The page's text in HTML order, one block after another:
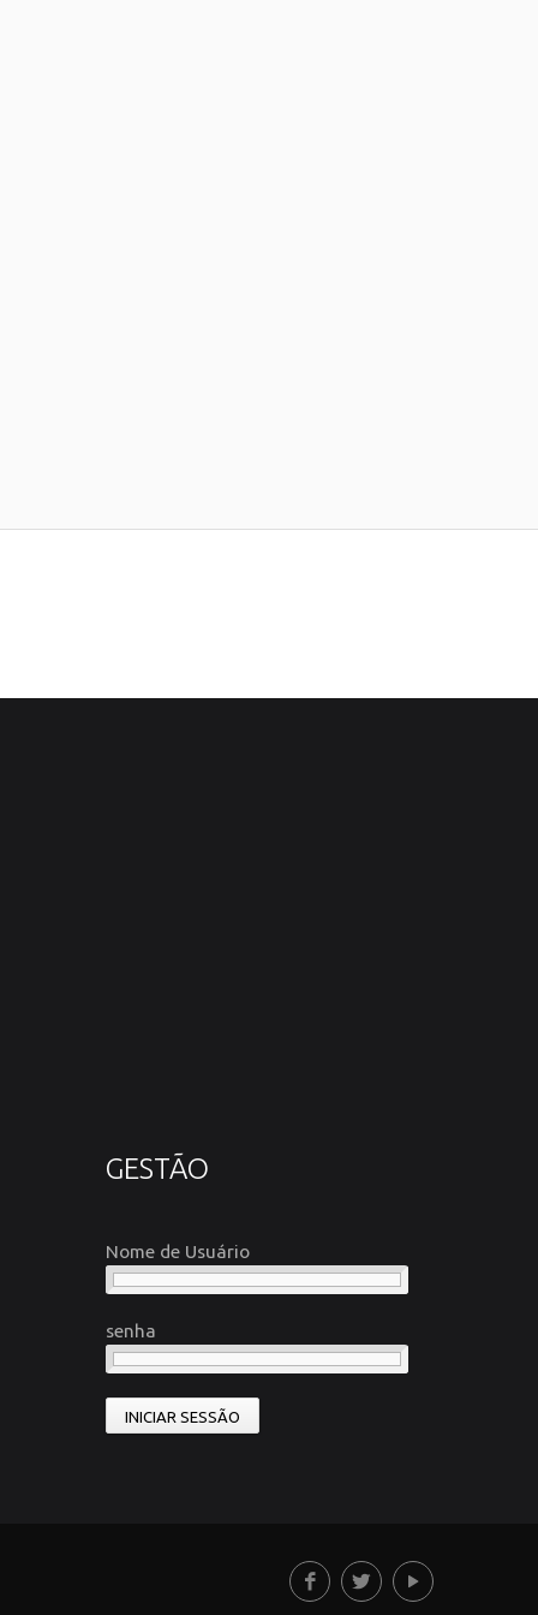
GESTÃO
Nome de Usuário
senha